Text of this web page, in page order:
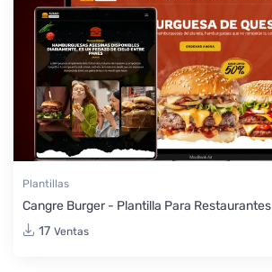
Plantillas
Cangre Burger - Plantilla Para Restaurantes
17 Ventas